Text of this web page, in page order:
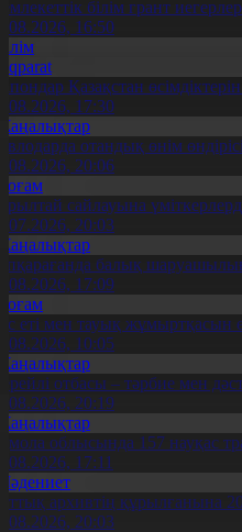
білім грант
16:50
Қазақстан
17:30
отандық өнім
20:06
сайлауына
20:03
балық
17:09
еті мен тауық жұмыртқасын
10:05
отбасы – тәрбие мен
20:19
облысында 157 науқас
17:11
архивтің құрылғанына
20:03